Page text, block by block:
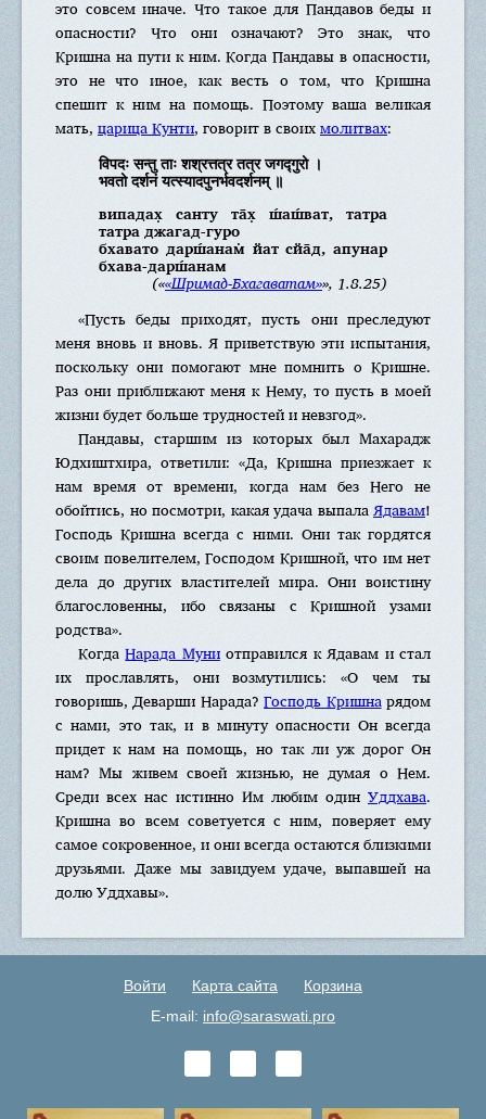
это совсем иначе. Что такое для Пандавов беды и
опасности? Что они означают? Это знак, что
Кришна на пути к ним. Когда Пандавы в опасности,
это не что иное, как весть о том, что Кришна
спешит к ним на помощь. Поэтому ваша великая
мать, царица Кунти, говорит в своихмолитвах:
विपदः सन्तु ताः शश्रत्तत्र तत्र जगद्गुरो ।
भवतो दर्शनं यत्स्यादपुनर्भवदर्शनम् ॥
випадах̣ санту та̄х̣ ш́аш́ват, татра
татра джагад-гуро
бхавато дарш́анам̇ йат сйа̄д, апунар
бхава-дарш́анам
(««Шримад-Бхагаватам»», 1.8.25)
«Пусть беды приходят, пусть они преследуют
меня вновь и вновь. Я приветствую эти испытания,
поскольку они помогают мне помнить о Кришне.
Раз они приближают меня к Нему, то пусть в моей
жизни будет больше трудностей и невзгод».
Пандавы, старшим из которых был Махарадж
Юдхиштхира, ответили: «Да, Кришна приезжает к
нам время от времени, когда нам без Него не
обойтись, но посмотри, какая удача выпалаЯдавам!
Господь Кришна всегда с ними. Они так гордятся
своим повелителем, Господом Кришной, что им нет
дела до других властителей мира. Они воистину
благословенны, ибо связаны с Кришной узами
родства».
КогдаНарада Муниотправился к Ядавам и стал
их прославлять, они возмутились: «О чем ты
говоришь, Деварши Нарада?Господь Кришнарядом
с нами, это так, и в минуту опасности Он всегда
придет к нам на помощь, но так ли уж дорог Он
нам? Мы живем своей жизнью, не думая о Нем.
Среди всех нас истинно Им любим один Уддхава.
Кришна во всем советуется с ним, поверяет ему
самое сокровенное, и они всегда остаются близкими
друзьями. Даже мы завидуем удаче, выпавшей на
долю Уддхавы».
Войти Карта сайта
Корзина
E-mail: info@saraswati.pro